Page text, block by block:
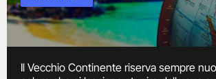
Il Vecchio Continente riserva sempre